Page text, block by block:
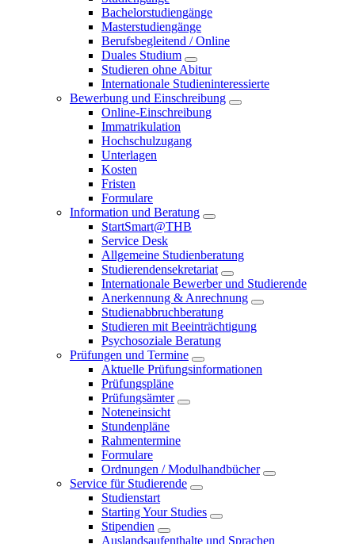
Bachelorstudiengänge
Masterstudiengänge
Berufsbegleitend / Online
Duales Studium
Studieren ohne Abitur
Internationale Studieninteressierte
Bewerbung und Einschreibung
Online-Einschreibung
Immatrikulation
Hochschulzugang
Unterlagen
Kosten
Fristen
Formulare
Information und Beratung
StartSmart@THB
Service Desk
Allgemeine Studienberatung
Studierendensekretariat
Internationale Bewerber und Studierende
Anerkennung & Anrechnung
Studienabbruchberatung
Studieren mit Beeinträchtigung
Psychosoziale Beratung
Prüfungen und Termine
Aktuelle Prüfungsinformationen
Prüfungspläne
Prüfungsämter
Noteneinsicht
Stundenpläne
Rahmentermine
Formulare
Ordnungen / Modulhandbücher
Service für Studierende
Studienstart
Starting Your Studies
Stipendien
Auslandsaufenthalte und Sprachen